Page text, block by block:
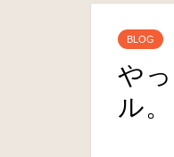
BLOG
や
ル。